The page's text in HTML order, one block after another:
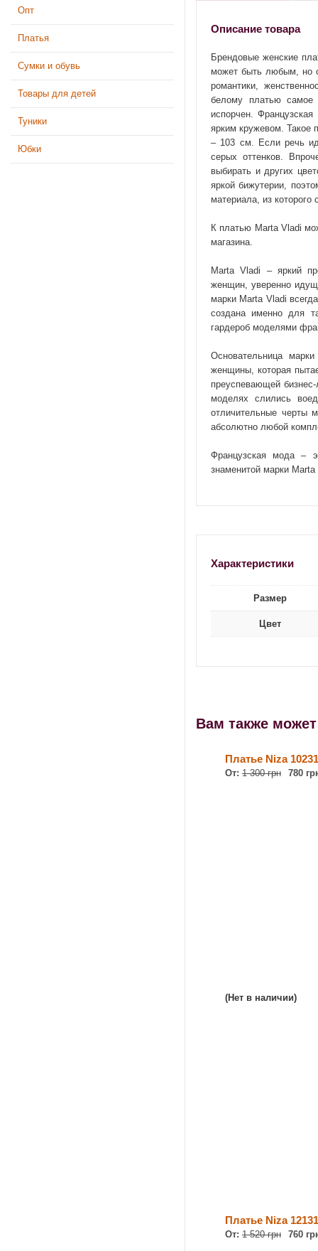
Опт
Платья
Сумки и обувь
Товары для детей
Туники
Юбки
Описание товара
Брендовые женские
может быть любым, но
романтики,
белому платью самое
испорчен.
ярким кружевом. Такое
– 103 см. Если речь
серых оттенков.
выбирать и других
яркой бижутерии,
материала, из которого
К платью Marta Vladi
магазина.
Marta Vladi – яркий
женщин, уверенно
марки Marta Vladi
создана именно для
гардероб моделями
Основательница
женщины, которая
преуспевающей
моделях слились
отличительные черты
абсолютно любой
Французская мода –
знаменитой марки Marta
Характеристики
Размер
Цвет
Вам также
Платье Niza
От: 1 300 грн 780
(Нет в наличии)
Платье Niza
От: 1 520 грн 760